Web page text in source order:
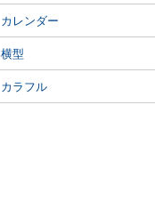
カレンダー
横型
カラフル